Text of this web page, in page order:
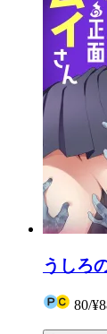
うしろ
80/